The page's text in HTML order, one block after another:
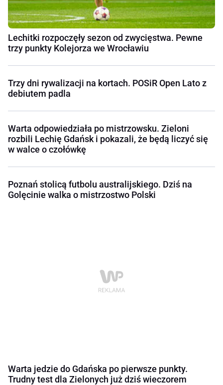
Lechitki rozpoczęły sezon od zwycięstwa. Pewne
trzy punkty Kolejorza we Wrocławiu
Trzy dni rywalizacji na kortach. POSiR Open Lato z
debiutem padla
Warta odpowiedziała po mistrzowsku. Zieloni
rozbili Lechię Gdańsk i pokazali, że będą liczyć się
w walce o czołówkę
Poznań stolicą futbolu australijskiego. Dziś na
Golęcinie walka o mistrzostwo Polski
Warta jedzie do Gdańska po pierwsze punkty.
Trudny test dla Zielonych już dziś wieczorem